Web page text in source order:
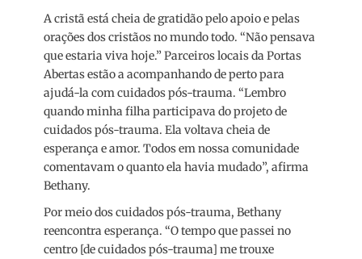
A cristã está cheia de gratidão pelo apoio e pelas
orações dos cristãos no mundo todo. “Não pensava
que estaria viva hoje.” Parceiros locais da Portas
Abertas estão a acompanhando de perto para
ajudá-la com cuidados pós-trauma. “Lembro
quando minha filha participava do projeto de
cuidados pós-trauma. Ela voltava cheia de
esperança e amor. Todos em nossa comunidade
comentavam o quanto ela havia mudado”, afirma
Bethany.
Por meio dos cuidados pós-trauma, Bethany
reencontra esperança. “O tempo que passei no
centro [de cuidados pós-trauma] me trouxe